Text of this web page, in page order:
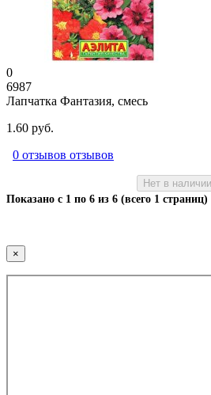
0
6987
Лапчатка Фантазия, смесь
1.60 руб.
0 отзывов отзывов
Нет в наличии
Показано с 1 по 6 из 6 (всего 1 страниц)
×